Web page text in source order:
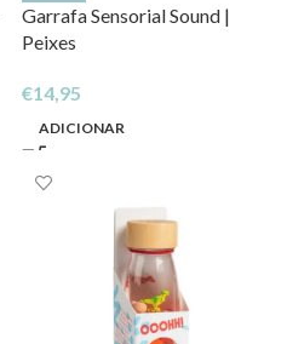
Garrafa Sensorial Sound |
Peixes
€14,95
ADICIONAR